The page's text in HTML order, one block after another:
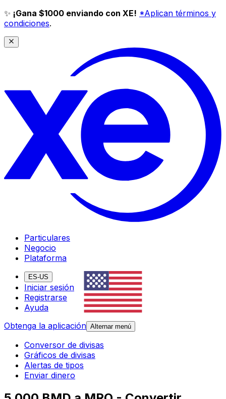
✨ ¡Gana $1000 enviando con XE! *Aplican términos y
condiciones.
Particulares
Negocio
Plataforma
ES-US
Iniciar sesión
Registrarse
Ayuda
Obtenga la aplicación Alternar menú
Conversor de divisas
Gráficos de divisas
Alertas de tipos
Enviar dinero